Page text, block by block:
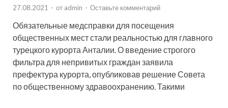
27.08.2021 - от admin - Оставьте комментарий
Обязательные медсправки для посещения
общественных мест стали реальностью для главного
турецкого курорта Анталии. О введение строгого
фильтра для непривитых граждан заявила
префектура курорта, опубликовав решение Совета
по общественному здравоохранению. Такими